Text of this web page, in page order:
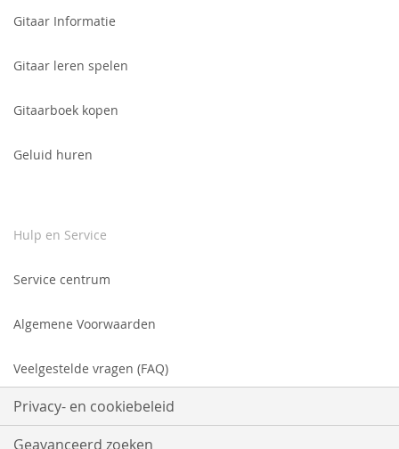
Gitaar Informatie
Gitaar leren spelen
Gitaarboek kopen
Geluid huren
Hulp en Service
Service centrum
Algemene Voorwaarden
Veelgestelde vragen (FAQ)
Privacy- en cookiebeleid
Geavanceerd zoeken